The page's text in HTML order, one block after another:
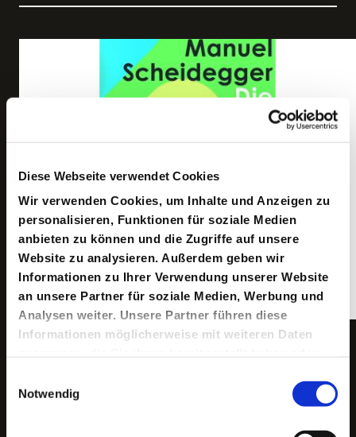
Diese Webseite verwendet Cookies
Wir verwenden Cookies, um Inhalte und Anzeigen zu
personalisieren, Funktionen für soziale Medien
anbieten zu können und die Zugriffe auf unsere
Website zu analysieren. Außerdem geben wir
Informationen zu Ihrer Verwendung unserer Website
an unsere Partner für soziale Medien, Werbung und
Analysen weiter. Unsere Partner führen diese
Informationen möglicherweise mit weiteren Daten
gesammelt haben.
Notwendig
Copyright ©: Reclam Verlag
Die nächsten Termine